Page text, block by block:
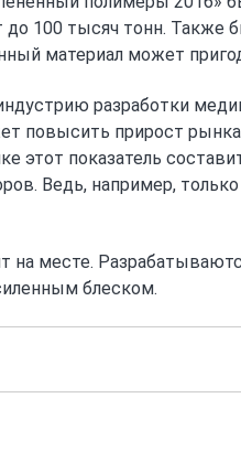
до 100 тысяч тонн. Также
материал может
разработки
повысить прирост рынка
этот показатель
Ведь, например,
на месте.
блеском.